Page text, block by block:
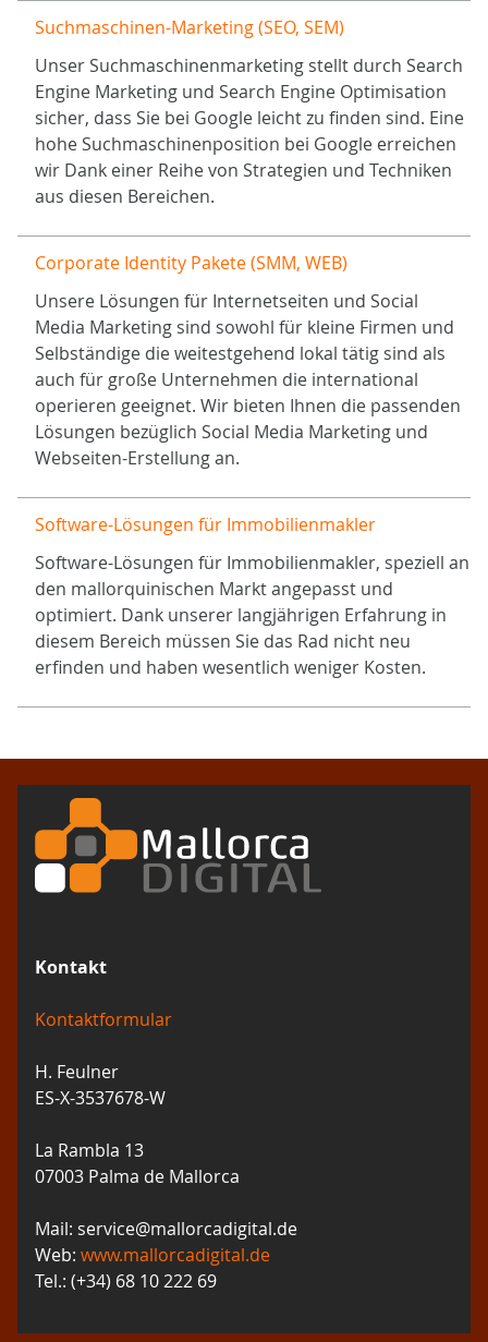
Suchmaschinen-Marketing (SEO, SEM)
Unser Suchmaschinenmarketing stellt durch Search
Engine Marketing und Search Engine Optimisation
sicher, dass Sie bei Google leicht zu finden sind. Eine
hohe Suchmaschinenposition bei Google erreichen
wir Dank einer Reihe von Strategien und Techniken
aus diesen Bereichen.
Corporate Identity Pakete (SMM, WEB)
Unsere Lösungen für Internetseiten und Social
Media Marketing sind sowohl für kleine Firmen und
Selbständige die weitestgehend lokal tätig sind als
auch für große Unternehmen die international
operieren geeignet. Wir bieten Ihnen die passenden
Lösungen bezüglich Social Media Marketing und
Webseiten-Erstellung an.
Software-Lösungen für Immobilienmakler
Software-Lösungen für Immobilienmakler, speziell an
den mallorquinischen Markt angepasst und
optimiert. Dank unserer langjährigen Erfahrung in
diesem Bereich müssen Sie das Rad nicht neu
erfinden und haben wesentlich weniger Kosten.
Kontakt
Kontaktformular
H. Feulner
ES-X-3537678-W
La Rambla 13
07003 Palma de Mallorca
Mail: service@mallorcadigital.de
Web: www.mallorcadigital.de
Tel.: (+34) 68 10 222 69